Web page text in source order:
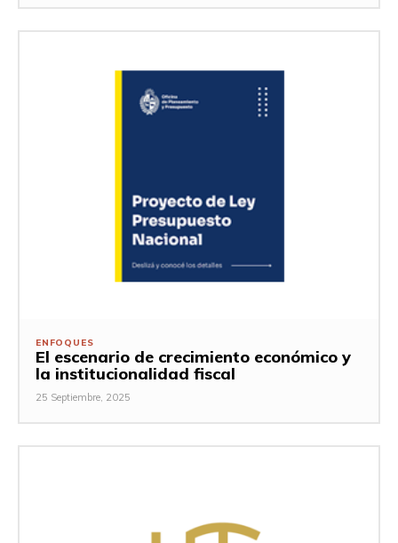
ENFOQUES
El escenario de crecimiento económico y
la institucionalidad fiscal
25 Septiembre, 2025